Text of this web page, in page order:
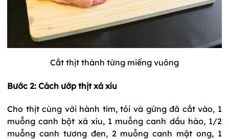
Cắt thịt thành từng miếng vuông
Bước 2: Cách ướp thịt xá xíu
Cho thịt cùng với hành tím, tỏi và gừng đã cắt vào, 1
muỗng canh bột xá xíu, 1 muỗng canh dầu hào, 1/2
muỗng canh tương đen, 2 muỗng canh mật ong, 1